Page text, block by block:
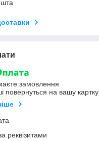
замовлення
повернуться на вашу картку
реквізитами